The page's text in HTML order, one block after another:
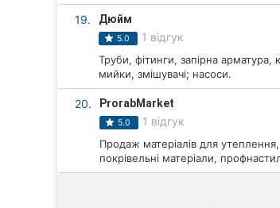
19. Дюйм
5.0 1 відгук
Труби, фітинги, запірна арматура,
мийки, змішувачі; насоси.
20. ProrabMarket
5.0 1 відгук
Продаж матеріалів для утеплення,
покрівельні матеріали,